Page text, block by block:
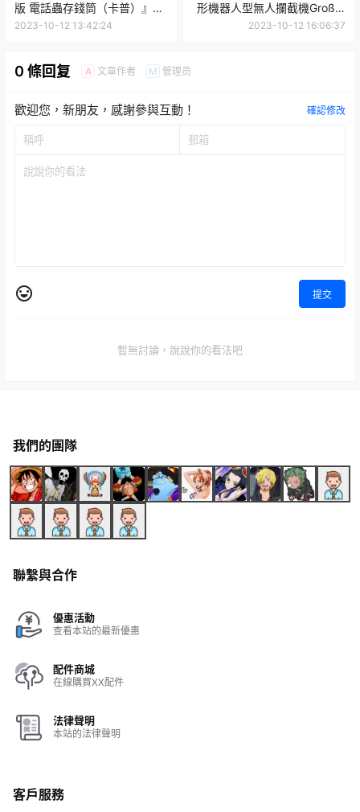
版 電話蟲存錢筒（卡普）』擬
真還原！偷存私房錢就靠牠啦
2023-10-12 13:42:24
形機器人型無人攔截機Großer
Hund（三機套組）1/35 比例
2023-10-12 16:06:37
0 條回复 A 文章作者 M 管理员
歡迎您，新朋友，感謝參與互動！ 確認修改
提交
暫無討論，說說你的看法吧
我們的團隊
聯繫與合作
優惠活動
查看本站的最新優惠
配件商城
在線購買XX配件
法律聲明
本站的法律聲明
客戶服務